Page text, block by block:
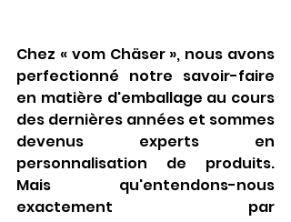
Chez « vom Chäser », nous avons
perfectionné notre savoir-faire
en matière d'emballage au cours
des dernières années et sommes
devenus experts en
personnalisation de produits.
Mais qu'entendons-nous
exactement par